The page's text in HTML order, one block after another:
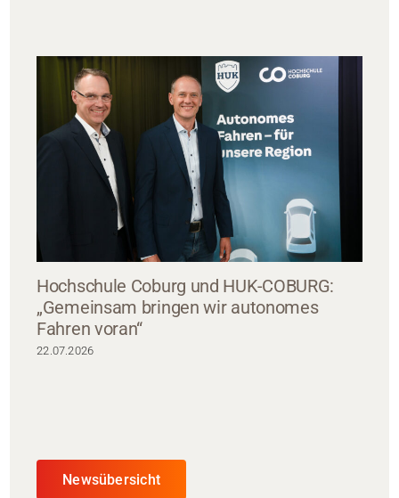
Hochschule Coburg und HUK-COBURG:
„Gemeinsam bringen wir autonomes
Fahren voran“
22.07.2026
Newsübersicht